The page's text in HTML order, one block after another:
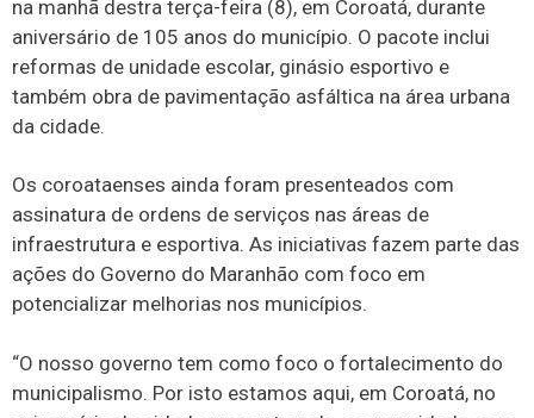
na manhã destra terça-feira (8), em Coroatá, durante
aniversário de 105 anos do município. O pacote inclui
reformas de unidade escolar, ginásio esportivo e
também obra de pavimentação asfáltica na área urbana
da cidade.
Os coroataenses ainda foram presenteados com
assinatura de ordens de serviços nas áreas de
infraestrutura e esportiva. As iniciativas fazem parte das
ações do Governo do Maranhão com foco em
potencializar melhorias nos municípios.
“O nosso governo tem como foco o fortalecimento do
municipalismo. Por isto estamos aqui, em Coroatá, no